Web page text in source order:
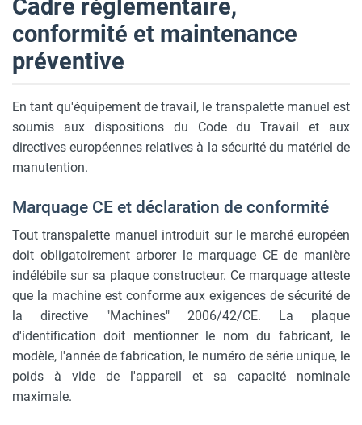
Cadre réglementaire,
conformité et maintenance
préventive
En tant qu'équipement de travail, le transpalette manuel est
soumis aux dispositions du Code du Travail et aux
directives européennes relatives à la sécurité du matériel de
manutention.
Marquage CE et déclaration de conformité
Tout transpalette manuel introduit sur le marché européen
doit obligatoirement arborer le marquage CE de manière
indélébile sur sa plaque constructeur. Ce marquage atteste
que la machine est conforme aux exigences de sécurité de
la directive "Machines" 2006/42/CE. La plaque
d'identification doit mentionner le nom du fabricant, le
modèle, l'année de fabrication, le numéro de série unique, le
poids à vide de l'appareil et sa capacité nominale
maximale.